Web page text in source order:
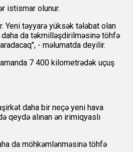
istismar olunur.
Yeni təyyarə yüksək tələbat olan
da təkmilləşdirilməsinə töhfə
- məlumatda deyilir.
7 400 kilometrədək uçuş
daha bir neçə yeni hava
qeydə alınan ən irimiqyaslı
da möhkəmlənməsinə töhfə